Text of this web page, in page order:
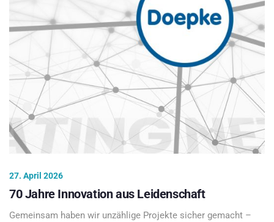
27. April 2026
70 Jahre Innovation aus Leidenschaft
Gemeinsam haben wir unzählige Projekte sicher gemacht –